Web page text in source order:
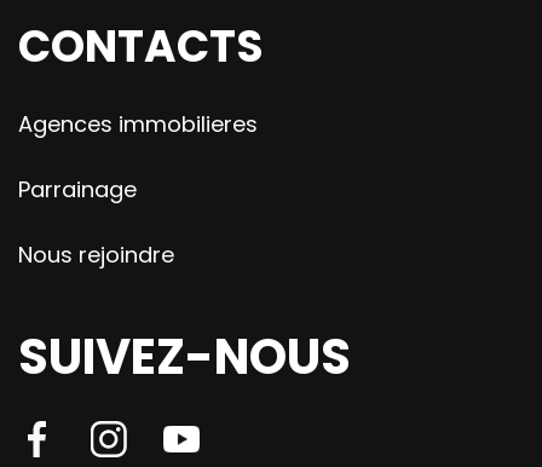
CONTACTS
Agences immobilieres
Parrainage
Nous rejoindre
SUIVEZ-NOUS